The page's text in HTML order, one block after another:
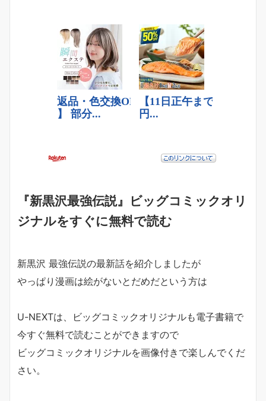
『新黒沢最強伝説』ビッグコミックオリ
ジナルをすぐに無料で読む
新黒沢 最強伝説の最新話を紹介しましたが
やっぱり漫画は絵がないとだめだという方は
U-NEXTは、ビッグコミックオリジナルも電子書籍で
今すぐ無料で読むことができますので
ビッグコミックオリジナルを画像付きで楽しんでくだ
さい。